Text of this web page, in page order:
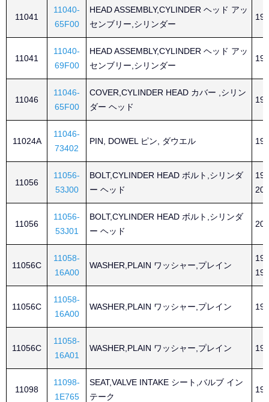
11041
11040-
65F00
HEAD ASSEMBLY,CYLINDER ヘッド アッ
センブリー,シリンダー
11041
11040-
69F00
HEAD ASSEMBLY,CYLINDER ヘッド アッ
センブリー,シリンダー
11046
11046-
65F00
COVER,CYLINDER HEAD カバー ,シリン
ダー ヘッド
11024A
11046-
73402
PIN, DOWEL ピン, ダウエル
11056
11056-
53J00
BOLT,CYLINDER HEAD ボルト,シリンダ
ー ヘッド
11056
11056-
53J01
BOLT,CYLINDER HEAD ボルト,シリンダ
ー ヘッド
11056C
11058-
16A00
WASHER,PLAIN ワッシャー,プレイン
11056C
11058-
16A00
WASHER,PLAIN ワッシャー,プレイン
11056C
11058-
16A01
WASHER,PLAIN ワッシャー,プレイン
11098
11098-
1E765
SEAT,VALVE INTAKE シート,バルブ イン
テーク